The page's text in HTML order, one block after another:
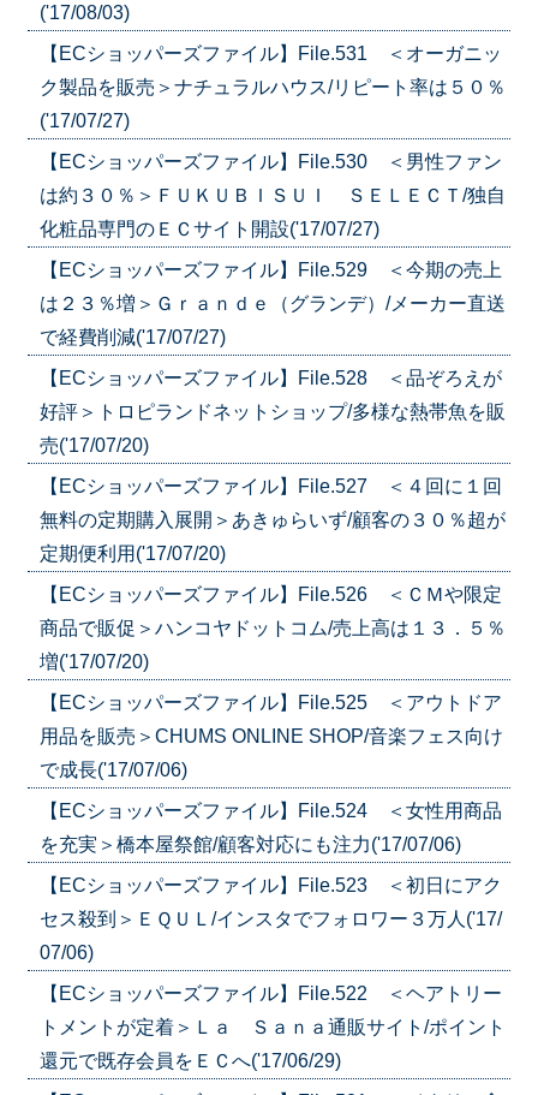
('17/08/03)
【ECショッパーズファイル】File.531 ＜オーガニッ
ク製品を販売＞ナチュラルハウス/リピート率は５０％
('17/07/27)
【ECショッパーズファイル】File.530 ＜男性ファン
は約３０％＞ＦＵＫＵＢＩＳＵＩ ＳＥＬＥＣＴ/独自
化粧品専門のＥＣサイト開設('17/07/27)
【ECショッパーズファイル】File.529 ＜今期の売上
は２３％増＞Ｇｒａｎｄｅ（グランデ）/メーカー直送
で経費削減('17/07/27)
【ECショッパーズファイル】File.528 ＜品ぞろえが
好評＞トロピランドネットショップ/多様な熱帯魚を販
売('17/07/20)
【ECショッパーズファイル】File.527 ＜４回に１回
無料の定期購入展開＞あきゅらいず/顧客の３０％超が
定期便利用('17/07/20)
【ECショッパーズファイル】File.526 ＜ＣＭや限定
商品で販促＞ハンコヤドットコム/売上高は１３．５％
増('17/07/20)
【ECショッパーズファイル】File.525 ＜アウトドア
用品を販売＞CHUMS ONLINE SHOP/音楽フェス向け
で成長('17/07/06)
【ECショッパーズファイル】File.524 ＜女性用商品
を充実＞橋本屋祭館/顧客対応にも注力('17/07/06)
【ECショッパーズファイル】File.523 ＜初日にアク
セス殺到＞ＥＱＵＬ/インスタでフォロワー３万人('17/
07/06)
【ECショッパーズファイル】File.522 ＜ヘアトリー
トメントが定着＞Ｌａ Ｓａｎａ通販サイト/ポイント
還元で既存会員をＥＣへ('17/06/29)